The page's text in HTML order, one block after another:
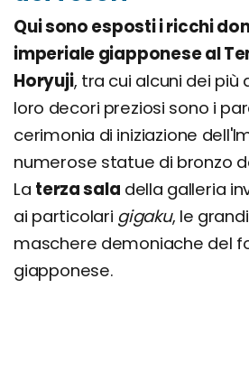
Qui sono esposti i ricchi
imperiale giapponese al
Horyuji, tra cui alcuni dei più
loro decori preziosi sono i
cerimonia di iniziazione
numerose statue di bronzo
La terza sala della galleria
ai particolari gigaku, le
maschere demoniache del
giapponese.